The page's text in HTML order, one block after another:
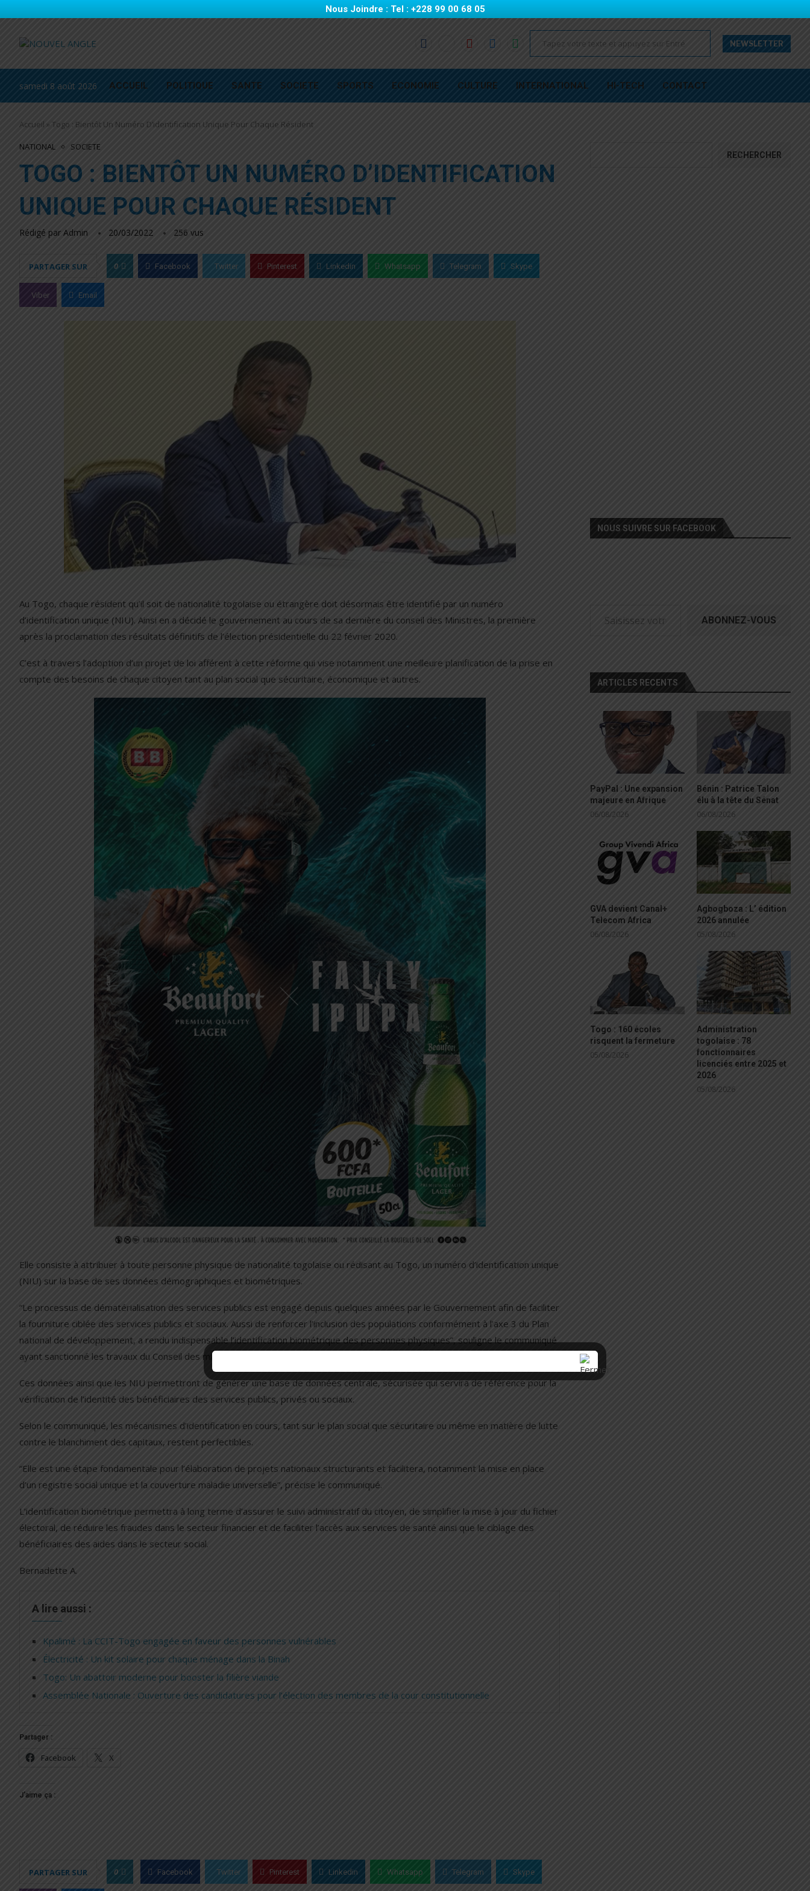
Nous Joindre : Tel : +228 99 00 68 05
NEWSLETTER
samedi 8 août 2026 ACCUEIL POLITIQUE SANTE SOCIETE SPORTS ECONOMIE CULTURE INTERNATIONAL HI-TECH CONTACT
Accueil » Togo : Bientôt Un Numéro D’identification Unique Pour Chaque Résident
NATIONAL SOCIETE
TOGO : BIENTÔT UN NUMÉRO D’IDENTIFICATION
UNIQUE POUR CHAQUE RÉSIDENT
Rédigé par Admin 20/03/2022 256 vus
PARTAGER SUR 0 Facebook Twitter Pinterest Linkedin Whatsapp Telegram Skype
Viber Email
Au Togo, chaque résident qu’il soit de nationalité togolaise ou étrangère doit désormais être identifié par un numéro
d’identification unique (NIU). Ainsi en a décidé le gouvernement au cours de sa dernière du conseil des Ministres, la première
après la proclamation des résultats définitifs de l’élection présidentielle du 22 février 2020.
C’est à travers l’adoption d’un projet de loi afférent à cette réforme qui vise notamment une meilleure planification de la prise en
compte des besoins de chaque citoyen tant au plan social que sécuritaire, économique et autres.
Elle consiste à attribuer à toute personne physique de nationalité togolaise ou rédisant au Togo, un numéro d’identification unique
(NIU) sur la base de ses données démographiques et biométriques.
“Le processus de dématérialisation des services publics est engagé depuis quelques années par le Gouvernement afin de faciliter
la fourniture ciblée des services publics et sociaux. Aussi de renforcer l’inclusion des populations conformément à l’axe 3 du Plan
national de développement, a rendu indispensable l’identification biométrique des personnes physiques”, souligne le communiqué
ayant sanctionné les travaux du Conseil des ministres.
Ces données ainsi que les NIU permettront de générer une base de données centrale, sécurisée qui servira de référence pour la
vérification de l’identité des bénéficiaires des services publics, privés ou sociaux.
Selon le communiqué, les mécanismes d’identification en cours, tant sur le plan social que sécuritaire ou même en matière de lutte
contre le blanchiment des capitaux, restent perfectibles.
“Elle est une étape fondamentale pour l’élaboration de projets nationaux structurants et facilitera, notamment la mise en place
d’un registre social unique et la couverture maladie universelle”, précise le communiqué.
L’identification biométrique permettra à long terme d’assurer le suivi administratif du citoyen, de simplifier la mise à jour du fichier
électoral, de réduire les fraudes dans le secteur financier et de faciliter l’accès aux services de santé ainsi que le ciblage des
bénéficiaires des aides dans le secteur social.
Bernadette A.
A lire aussi :
Kpalimé : La CCIT-Togo engagée en faveur des personnes vulnérables
Électricité : Un kit solaire pour chaque ménage dans la Binah
Togo: Un abattoir moderne pour booster la filière viande
Assemblée Nationale : Ouverture des candidatures pour l’élection des membres de la cour constitutionnelle
Partager :
Facebook X
J’aime ça :
PARTAGER SUR 0 Facebook Twitter Pinterest Linkedin Whatsapp Telegram Skype
RECHERCHER
NOUS SUIVRE SUR FACEBOOK
ABONNEZ-VOUS
ARTICLES RECENTS
PayPal : Une expansion
majeure en Afrique
06/08/2026
Bénin : Patrice Talon
élu à la tête du Sénat
06/08/2026
GVA devient Canal+
Telecom Africa
06/08/2026
Agbogboza : L’ édition
2026 annulée
05/08/2026
Togo : 160 écoles
risquent la fermeture
05/08/2026
Administration
togolaise : 78
fonctionnaires
licenciés entre 2025 et
2026
05/08/2026